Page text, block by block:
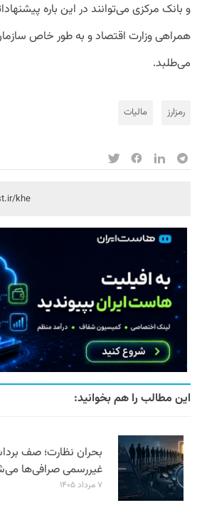
و بانک مرکزی می‌توانند در این باره
همراهی وزارت اقتصاد و به طور خاص
می‌طلبد.
رمزارز مالیات
khe
این مطالب را هم بخوانید:
بحران نظارت؛ صف
غیررسمی صرافی‌ها
۷ مرداد ۱۴۰۵